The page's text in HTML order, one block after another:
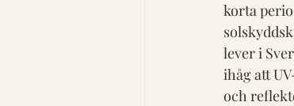
korta
lever i
ihåg att
och